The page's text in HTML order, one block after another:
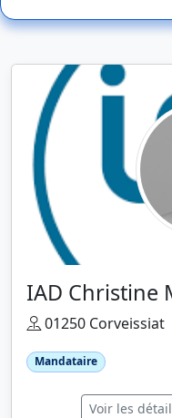
IAD Christine
01250 Corveissiat
Mandataire
Voir les